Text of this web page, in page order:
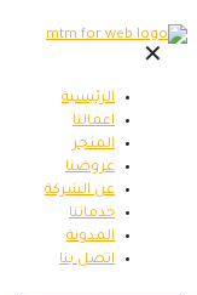
✕
الرئيسية
اعمالنا
المتجر
عروضنا
عن الشركة
خدماتنا
المدونة
اتصل بنا